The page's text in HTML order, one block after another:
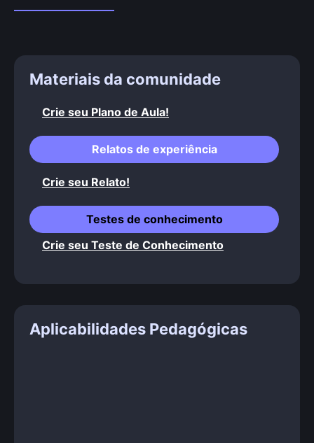
Materiais da comunidade
Crie seu Plano de Aula!
Relatos de experiência
Crie seu Relato!
Testes de conhecimento
Crie seu Teste de Conhecimento
Aplicabilidades Pedagógicas